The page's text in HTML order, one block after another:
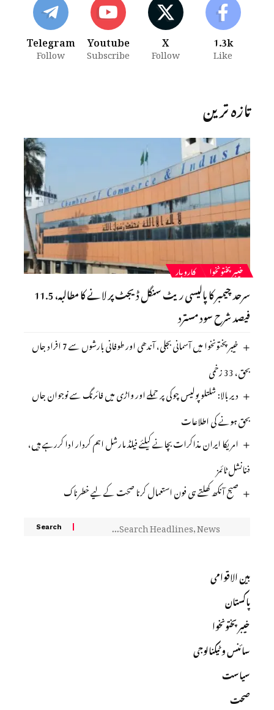
1.3k
Like
X
Follow
Youtube
Subscribe
Telegram
Follow
تازہ ترین
خیبرپختونخوا کاروبار
سرحد چیمبر کا پالیسی ریٹ سنگل ڈیجٹ پر لانے کا مطالبہ، 11.5
فیصد شرح سود مسترد
خیبرپختونخوا میں آسمانی بجلی، آندھی اور طوفانی بارشوں سے 7 افراد جاں
بحق، 33 زخمی
دیر بالا: شلتلو پولیس چوکی پر حملے اور واڑی میں فائرنگ سے نوجوان جاں
بحق ہونے کی اطلاعات
امریکا ایران مذاکرات بچانے کیلئے فیلڈ مارشل اہم کردار ادا کررہے ہیں،
فنانشل ٹائمز
صبح آنکھ کھلتے ہی فون استعمال کرنا صحت کے لیے خطرناک
بین الاقوامی
پاکستان
خیبرپختونخوا
سائنس و ٹیکنالوجی
سیاست
صحت